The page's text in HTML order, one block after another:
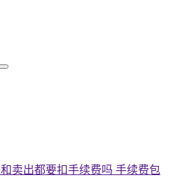
卖出都要扣手续费吗 手续费包